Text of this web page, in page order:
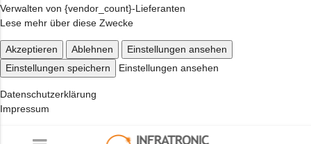
Verwalten von {vendor_count}-Lieferanten
Lese mehr über diese Zwecke
Akzeptieren Ablehnen
Einstellungen ansehen
Einstellungen speichern
Einstellungen ansehen
Datenschutzerklärung
Impressum